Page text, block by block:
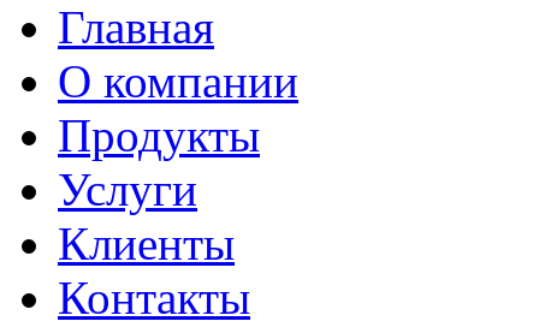
Главная
О компании
Продукты
Услуги
Клиенты
Контакты